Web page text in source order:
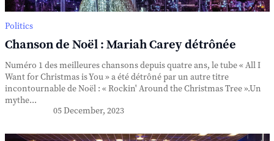
Politics
Chanson de Noël : Mariah Carey détrônée
Numéro 1 des meilleures chansons depuis quatre ans, le tube « All I
Want for Christmas is You » a été détrôné par un autre titre
incontournable de Noël : « Rockin' Around the Christmas Tree ».Un
mythe...
05 December, 2023